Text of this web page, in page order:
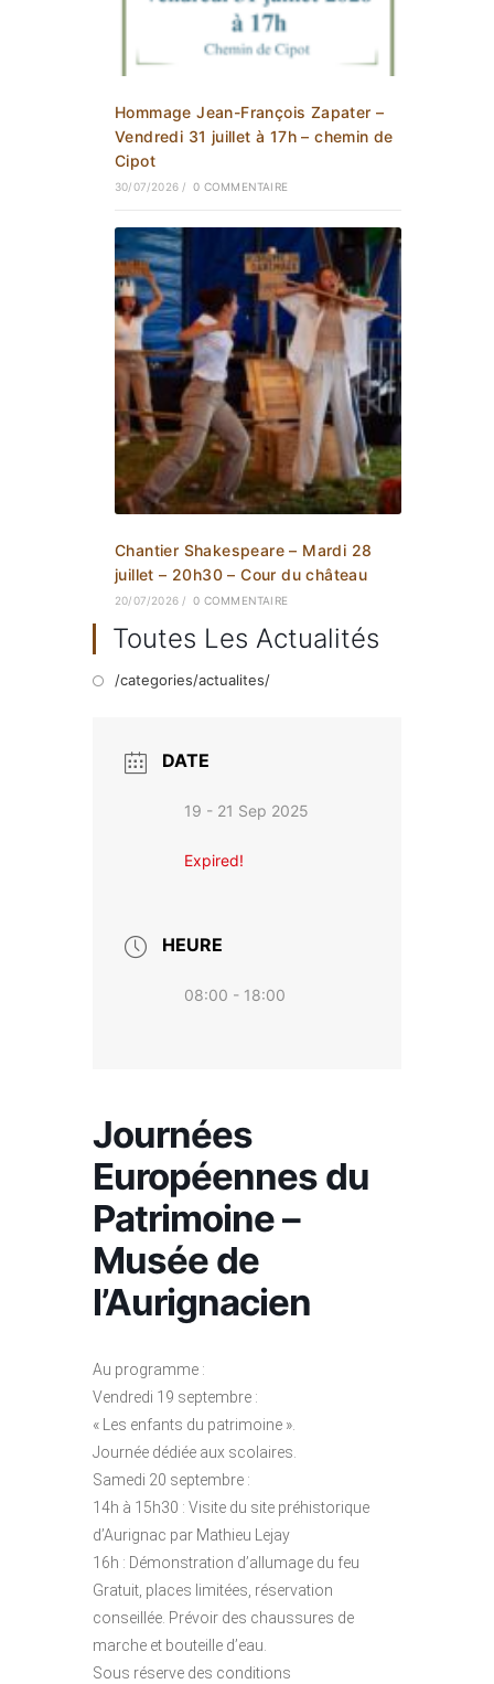
Hommage Jean-François Zapater –
Vendredi 31 juillet à 17h – chemin de
Cipot
30/07/2026 / 0 COMMENTAIRE
Chantier Shakespeare – Mardi 28
juillet – 20h30 – Cour du château
20/07/2026 / 0 COMMENTAIRE
Toutes Les Actualités
/categories/actualites/
DATE
19 - 21 Sep 2025
Expired!
HEURE
08:00 - 18:00
Journées
Européennes du
Patrimoine –
Musée de
l’Aurignacien
Au programme :
Vendredi 19 septembre :
« Les enfants du patrimoine ».
Journée dédiée aux scolaires.
Samedi 20 septembre :
14h à 15h30 : Visite du site préhistorique
d’Aurignac par Mathieu Lejay
16h : Démonstration d’allumage du feu
Gratuit, places limitées, réservation
conseillée. Prévoir des chaussures de
marche et bouteille d’eau.
Sous réserve des conditions